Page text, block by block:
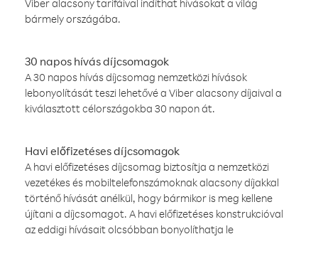
Viber alacsony tarifáival indíthat hívásokat a világ
bármely országába.
30 napos hívás díjcsomagok
A 30 napos hívás díjcsomag nemzetközi hívások
lebonyolítását teszi lehetővé a Viber alacsony díjaival a
kiválasztott célországokba 30 napon át.
Havi előfizetéses díjcsomagok
A havi előfizetéses díjcsomag biztosítja a nemzetközi
vezetékes és mobiltelefonszámoknak alacsony díjakkal
történő hívását anélkül, hogy bármikor is meg kellene
újítani a díjcsomagot. A havi előfizetéses konstrukcióval
az eddigi hívásait olcsóbban bonyolíthatja le